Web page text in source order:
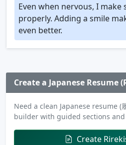
Even when nervous, I
properly. Adding a smile
even better.
Create a Japanese Resume
Need a clean Japanese resume (
builder with guided sections
Create